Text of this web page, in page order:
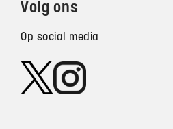
Volg ons
Op social media